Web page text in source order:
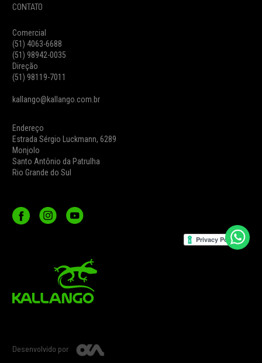
CONTATO
Comercial
(51) 4063-6688
(51) 98942-0035
Direção
(51) 98119-7011
kallango@kallango.com.br
Endereço
Estrada Sérgio Luckmann, 6289
Monjolo
Santo Antônio da Patrulha
Rio Grande do Sul
Desenvolvido por